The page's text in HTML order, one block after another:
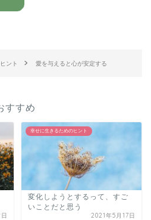
ント 愛を与えると心が安定する
すすめ
幸せに生きるためのヒント
変化しようとするって、すご
いことだと思う
2021年5月17日